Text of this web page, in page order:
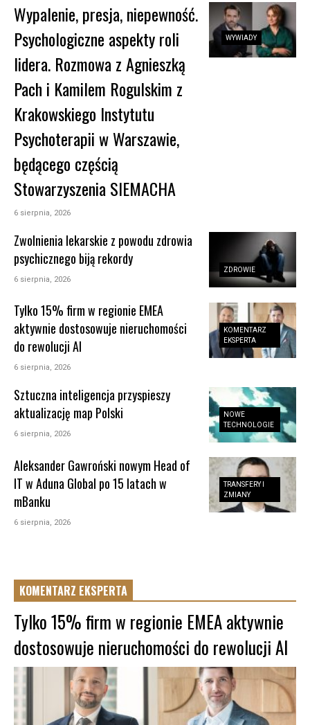
WYWIADY
Wypalenie, presja, niepewność.
Psychologiczne aspekty roli
lidera. Rozmowa z Agnieszką
Pach i Kamilem Rogulskim z
Krakowskiego Instytutu
Psychoterapii w Warszawie,
będącego częścią
Stowarzyszenia SIEMACHA
6 sierpnia, 2026
ZDROWIE
Zwolnienia lekarskie z powodu zdrowia
psychicznego biją rekordy
6 sierpnia, 2026
KOMENTARZ
EKSPERTA
Tylko 15% firm w regionie EMEA
aktywnie dostosowuje nieruchomości
do rewolucji AI
6 sierpnia, 2026
NOWE
TECHNOLOGIE
Sztuczna inteligencja przyspieszy
aktualizację map Polski
6 sierpnia, 2026
TRANSFERY I
ZMIANY
Aleksander Gawroński nowym Head of
IT w Aduna Global po 15 latach w
mBanku
6 sierpnia, 2026
KOMENTARZ EKSPERTA
Tylko 15% firm w regionie EMEA aktywnie
dostosowuje nieruchomości do rewolucji AI